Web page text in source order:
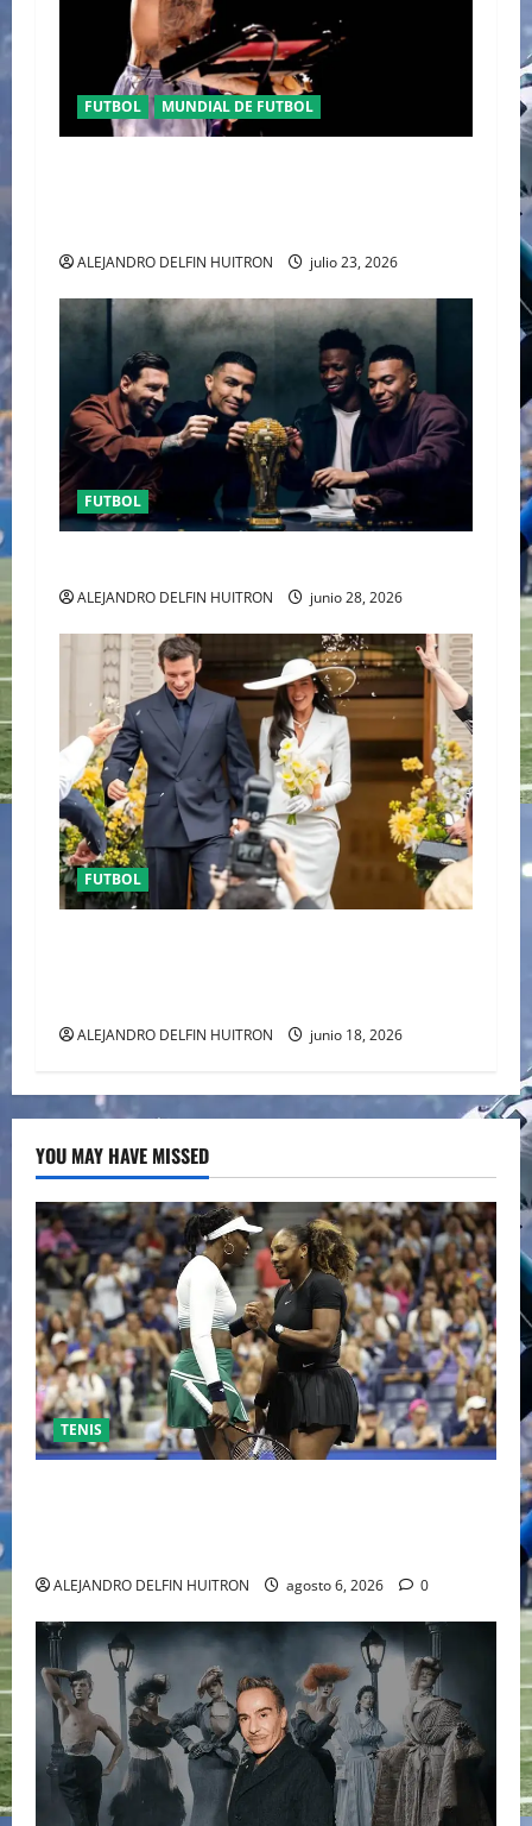
FUTBOL MUNDIAL DE FUTBOL
ALEJANDRO DELFIN HUITRON julio 23, 2026
FUTBOL
ALEJANDRO DELFIN HUITRON junio 28, 2026
FUTBOL
ALEJANDRO DELFIN HUITRON junio 18, 2026
YOU MAY HAVE MISSED
TENIS
ALEJANDRO DELFIN HUITRON agosto 6, 2026 0